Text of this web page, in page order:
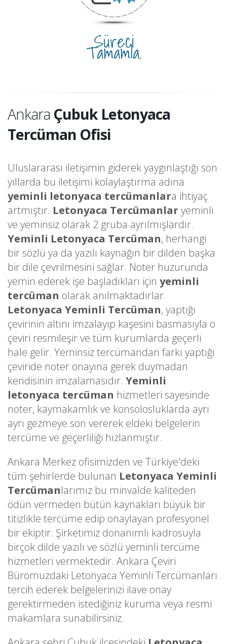
Süreci
Tamamla.
Ankara Çubuk Letonyaca
Tercüman Ofisi
Uluslararası iletişimin giderek yaygınlaştığı son
yıllarda bu iletişimi kolaylaştırma adına
yeminli letonyaca tercümanlara ihtiyaç
artmıştır. Letonyaca Tercümanlar yeminli
ve yeminsiz olarak 2 gruba ayrılmışlardır.
Yeminli Letonyaca Tercüman, herhangi
bir sözlü ya da yazılı kaynağın bir dilden başka
bir dile çevrilmesini sağlar. Noter huzurunda
yemin ederek işe başladıkları için yeminli
tercüman olarak anılmaktadırlar.
Letonyaca Yeminli Tercüman, yaptığı
çevirinin altını imzalayıp kaşesini basmasıyla o
çeviri resmileşir ve tüm kurumlarda geçerli
hale gelir. Yeminsiz tercümandan farkı yaptığı
çeviride noter onayına gerek duymadan
kendisinin imzalamasıdır. Yeminli
letonyaca tercüman hizmetleri sayesinde
noter, kaymakamlık ve konsolosluklarda ayrı
ayrı gezmeye son vererek eldeki belgelerin
tercüme ve geçerliliği hızlanmıştır.
Ankara Merkez ofisimizden ve Türkiye'deki
tüm şehirlerde bulunan Letonyaca Yeminli
Tercümanlarımız bu minvalde kaliteden
ödün vermeden bütün kaynakları büyük bir
titizlikle tercüme edip onaylayan profesyonel
bir ekiptir. Şirketimiz donanımlı kadrosuyla
birçok dilde yazılı ve sözlü yeminli tercüme
hizmetleri vermektedir. Ankara Çeviri
Büromuzdaki Letonyaca Yeminli Tercümanları
tercih ederek belgelerinizi ilave onay
gerektirmeden istediğiniz kuruma veya resmi
makamlara sunabilirsiniz.